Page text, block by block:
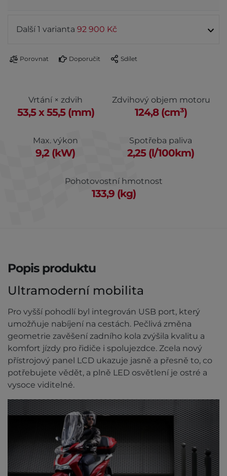
Další 1 varianta 92 900 Kč
Porovnat Doporučit Sdílet
Vrtání × zdvih
53,5 x 55,5 (mm)
Zdvihový objem motoru
124,8 (cm³)
Max. výkon
9,2 (kW)
Spotřeba paliva
2,25 (l/100km)
Pohotovostní hmotnost
133,9 (kg)
Popis produktu
Ultramoderní mobilita
Pro vyšší pohodlí byl integrován USB port, který
umožňuje nabíjení na cestách. Pečlivá změna
geometrie zavěšení zadního kola zvýšila kvalitu a
komfort jízdy pro řidiče i spolujezdce. Zcela nový
přístrojový panel LCD ukazuje jasně a přesně to, co
potřebujete vědět, a plně LED osvětlení je ostré a
vysoce viditelné.